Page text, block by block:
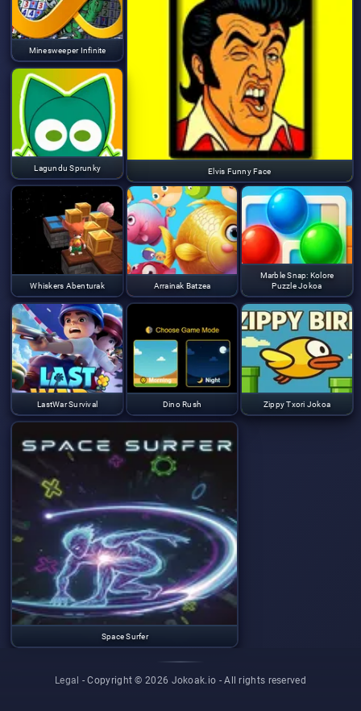
Minesweeper Infinite
Elvis Funny Face
Lagundu Sprunky
Whiskers Abenturak Arrainak Batzea
Marble Snap: Kolore
Puzzle Jokoa
LastWar Survival Dino Rush Zippy Txori Jokoa
Space Surfer
Legal - Copyright © 2026 Jokoak.io -All rights reserved